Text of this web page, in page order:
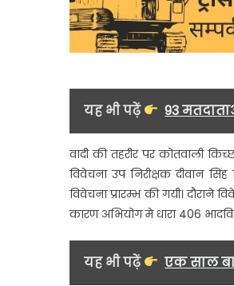
यह भी पढ़ें 93
वादी की तहरीर पर कोतवाली
विवेचना उप निरीक्षक दीवान
विवेचना प्रारम्भ की गयी।
कारण अभियोग मे धारा 406
यह भी पढ़ें एक साल